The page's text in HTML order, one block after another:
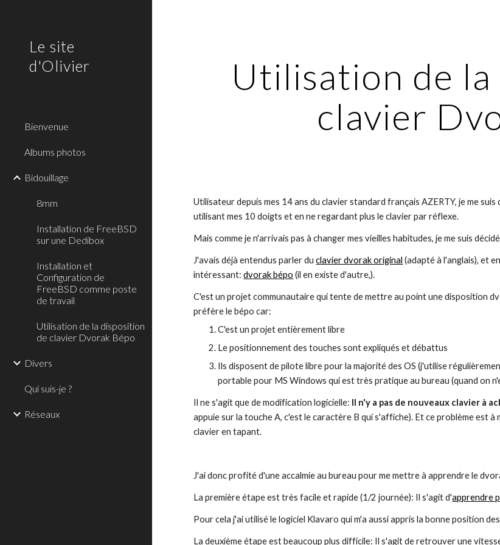
Le site
d'Olivier
Bienvenue
Albums photos
Bidouillage
8mm
Installation de FreeBSD
sur une Dedibox
Installation et
Configuration de
FreeBSD comme poste
de travail
Utilisation de la disposition
de clavier Dvorak Bépo
Divers
Qui suis-je ?
Réseaux
Utilisation de
clavier
Utilisateur depuis mes 14 ans du clavier standard français AZERTY, je me
utilisant mes 10 doigts et en ne regardant plus le clavier par réflexe.
Mais comme je n'arrivais pas à changer mes vieilles habitudes, je me suis
J'avais déjà entendus parler du clavier dvorak original (adapté à l'anglais), et
intéressant: dvorak bépo (il en existe d'autre,).
C'est un projet communautaire qui tente de mettre au point une disposition
préfère le bépo car:
C'est un projet entièrement libre
Le positionnement des touches sont expliqués et débattus
Ils disposent de pilote libre pour la majorité des OS (j'utilise
portable pour MS Windows qui est très pratique au bureau (quand on
Il ne s'agit que de modification logicielle: Il n'y a pas de nouveaux clavier à
appuie sur la touche A, c'est le caractère B qui s'affiche). Et ce problème est
clavier en tapant.
J'ai donc profité d'une accalmie au bureau pour me mettre à apprendre le
La première étape est très facile et rapide (1/2 journée): Il s'agit d'apprendre
Pour cela j'ai utilisé le logiciel Klavaro qui m'a aussi appris la bonne position
La deuxième étape est beaucoup plus difficile: Il s'agit de retrouver une